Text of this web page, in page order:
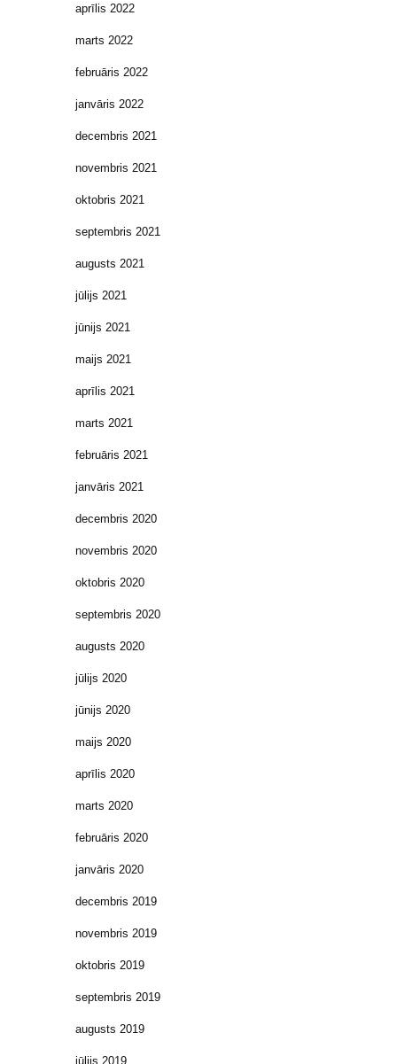
aprīlis 2022
marts 2022
februāris 2022
janvāris 2022
decembris 2021
novembris 2021
oktobris 2021
septembris 2021
augusts 2021
jūlijs 2021
jūnijs 2021
maijs 2021
aprīlis 2021
marts 2021
februāris 2021
janvāris 2021
decembris 2020
novembris 2020
oktobris 2020
septembris 2020
augusts 2020
jūlijs 2020
jūnijs 2020
maijs 2020
aprīlis 2020
marts 2020
februāris 2020
janvāris 2020
decembris 2019
novembris 2019
oktobris 2019
septembris 2019
augusts 2019
jūlijs 2019